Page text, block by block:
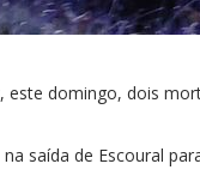
este domingo, dois
saída de Escoural